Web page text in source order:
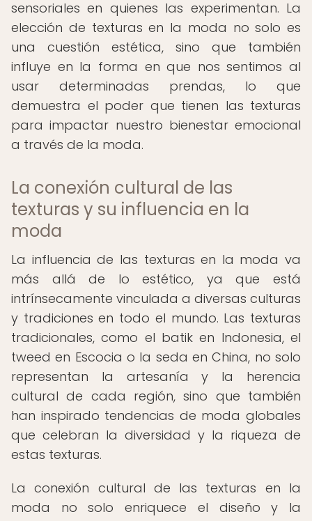
sensoriales en quienes las experimentan. La
elección de texturas en la moda no solo es
una cuestión estética, sino que también
influye en la forma en que nos sentimos al
usar determinadas prendas, lo que
demuestra el poder que tienen las texturas
para impactar nuestro bienestar emocional
a través de la moda.
La conexión cultural de las
texturas y su influencia en la
moda
La influencia de las texturas en la moda va
más allá de lo estético, ya que está
intrínsecamente vinculada a diversas culturas
y tradiciones en todo el mundo. Las texturas
tradicionales, como el batik en Indonesia, el
tweed en Escocia o la seda en China, no solo
representan la artesanía y la herencia
cultural de cada región, sino que también
han inspirado tendencias de moda globales
que celebran la diversidad y la riqueza de
estas texturas.
La conexión cultural de las texturas en la
moda no solo enriquece el diseño y la